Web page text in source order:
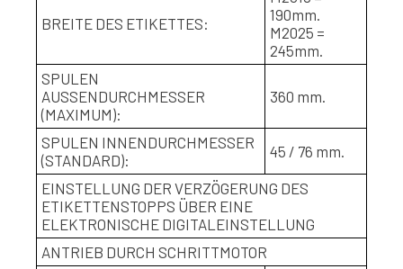
BREITE DES ETIKETTES:
190mm.
M2025 =
245mm.
SPULEN
AUSSENDURCHMESSER
(MAXIMUM):
360 mm.
SPULEN INNENDURCHMESSER
(STANDARD):
45 / 76 mm.
EINSTELLUNG DER VERZÖGERUNG DES
ETIKETTENSTOPPS ÜBER EINE
ELEKTRONISCHE DIGITALEINSTELLUNG
ANTRIEB DURCH SCHRITTMOTOR